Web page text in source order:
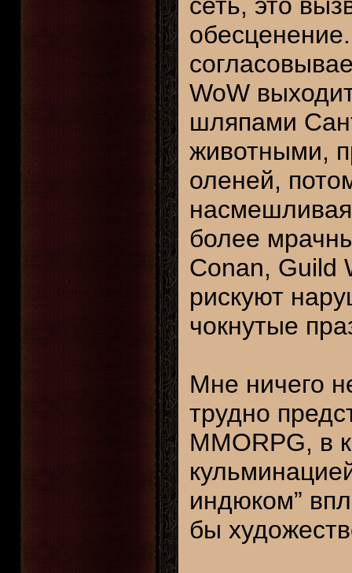
WoW
шляпами
животными,
оленей,
более
Conan, Guild
рискуют
чокнутые
Мне ничего
трудно
MMORPG, в
индюком”
бы